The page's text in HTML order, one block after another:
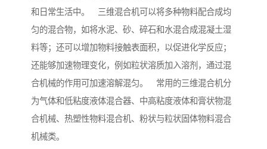
和日常生活中。 三维混合机可以将多种物料配合成均
匀的混合物，如将水泥、砂、碎石和水混合成混凝土湿
料等；还可以增加物料接触表面积，以促进化学反应；
还能够加速物理变化，例如粒状溶质加入溶剂，通过混
合机械的作用可加速溶解混匀。 常用的三维混合机分
为气体和低粘度液体混合器、中高粘度液体和膏状物混
合机械、热塑性物料混合机、粉状与粒状固体物料混合
机械类。